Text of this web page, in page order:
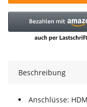
Beschreibung
Anschlüsse: